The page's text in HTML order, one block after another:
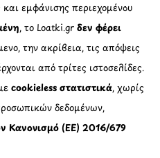
εμφάνισης περιεχομένου
, το Loatki.grδεν φέρει
την ακρίβεια, τις απόψεις
από τρίτες ιστοσελίδες.
cookieless στατιστικά, χωρίς
δεδομένων,
Κανονισμό (ΕΕ) 2016/679